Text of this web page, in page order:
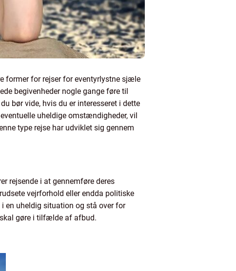
former for rejser for eventyrlystne sjæle
begivenheder nogle gange føre til
bør vide, hvis du er interesseret i dette
uheldige omstændigheder, vil
type rejse har udviklet sig gennem
rejsende i at gennemføre deres
vejrforhold eller endda politiske
en uheldig situation og stå over for
gøre i tilfælde af afbud.